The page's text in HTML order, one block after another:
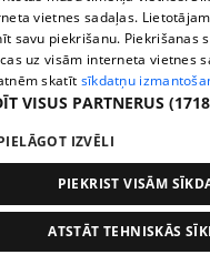
pirms 3 mēnešiem, 2
Erudīcijas spēlē "15
Spricis un Augusts
71. epizode
vietnes sadaļas.
savu piekrišanu. Piekrišanas
uz visām interneta vietnes
skatīt sīkdatņu
VISUS PARTNERUS
IZVĒLI
PIEKRIST VISĀM
ATSTĀT TEHNISKĀS